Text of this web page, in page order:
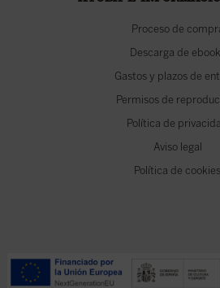
Proceso de
Descarga de
Gastos y plazos de
Permisos de
Política de
Aviso legal
Política de cookies